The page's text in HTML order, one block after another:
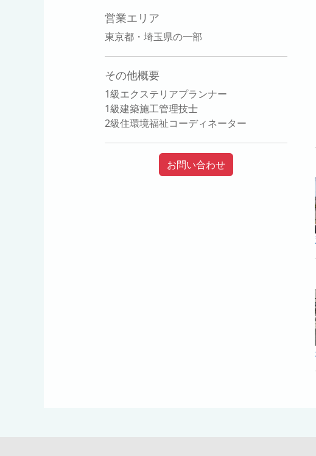
営業エリア
東京都・埼玉県の一部
その他概要
1級エクステリアプランナー
1級建築施工管理技士
2級住環境福祉コーディネーター
お問い合わせ